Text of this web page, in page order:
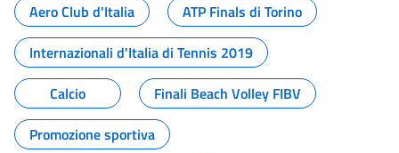
Aero Club d'Italia
ATP Finals di Torino
Internazionali d'Italia di Tennis 2019
Calcio
Finali Beach Volley FIBV
Promozione sportiva